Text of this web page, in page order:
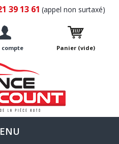
39 13 61 (appel non surtaxé)
compte Panier (vide)